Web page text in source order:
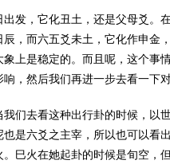
发，它化丑土，还是父母爻。
，而六五爻未土，它化作申
上是稳定的。而且呢，这个事
，然后我们再进一步去看一下
们去看这种出行卦的时候，
是六爻之主宰，所以也可以看
巳火在她起卦的时候是旬空，